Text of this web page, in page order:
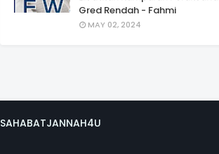
Gred Rendah - Fahmi
MAY 02, 2024
SAHABATJANNAH4U